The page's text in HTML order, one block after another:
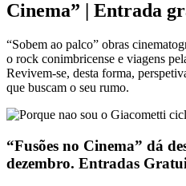
Cinema” | Entrada
“Sobem ao palco” obras
o rock conimbricense e viagens
Revivem-se, desta forma,
que buscam o seu rumo.
“Fusões no Cinema” dá
dezembro. Entradas